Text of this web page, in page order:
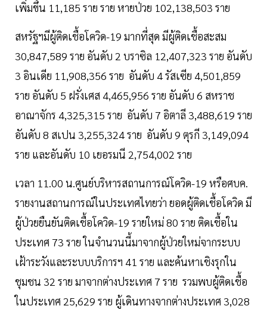
เพิ่มขึ้น 11,185 ราย ราย หายป่วย 102,138,503 ราย
สหรัฐฯมีผู้ติดเชื้อโควิด-19 มากที่สุด มีผู้ติดเชื้อสะสม
30,847,589 ราย อันดับ 2 บราซิล 12,407,323 ราย อันดับ
3 อินเดีย 11,908,356 ราย อันดับ 4 รัสเซีย 4,501,859
ราย อันดับ 5 ฝรั่งเศส 4,465,956 ราย อันดับ 6 สหราช
อาณาจักร 4,325,315 ราย อันดับ 7 อิตาลี 3,488,619 ราย
อันดับ 8 สเปน 3,255,324 ราย อันดับ 9 ตุรกี 3,149,094
ราย และอันดับ 10 เยอรมนี 2,754,002 ราย
เวลา 11.00 น.ศูนย์บริหารสถานการณ์โควิด-19 หรือศบค.
รายงานสถานการณ์ในประเทศไทยว่า ยอดผู้ติดเชื้อโควิด มี
ผู้ป่วยยืนยันติดเชื้อโควิด-19 รายใหม่ 80 ราย ติดเชื้อใน
ประเทศ 73 ราย ในจำนวนนี้มาจากผู้ป่วยใหม่จากระบบ
เฝ้าระวังและระบบบริการฯ 41 ราย และค้นหาเชิงรุกใน
ชุมชน 32 ราย มาจากต่างประเทศ 7 ราย รวมพบผู้ติดเชื้อ
ในประเทศ 25,629 ราย ผู้เดินทางจากต่างประเทศ 3,028